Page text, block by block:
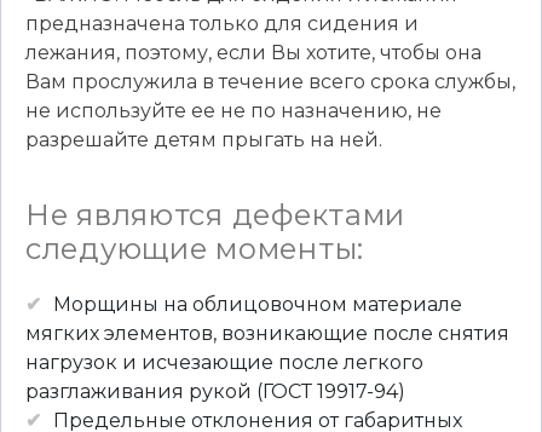
предназначена только для сидения и
лежания, поэтому, если Вы хотите, чтобы она
Вам прослужила в течение всего срока службы,
не используйте ее не по назначению, не
разрешайте детям прыгать на ней.
Не являются дефектами
следующие моменты:
Морщины на облицовочном материале
мягких элементов, возникающие после снятия
нагрузок и исчезающие после легкого
разглаживания рукой (ГОСТ 19917-94)
Предельные отклонения от габаритных